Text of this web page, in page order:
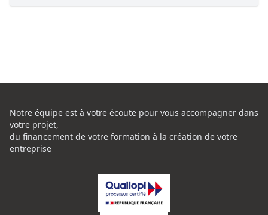
Notre équipe est à votre écoute pour vous accompagner dans
votre projet,
du financement de votre formation à la création de votre
entreprise